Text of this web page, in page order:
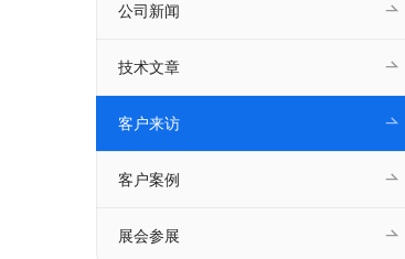
公司新闻
技术文章
客户来访
客户案例
展会参展